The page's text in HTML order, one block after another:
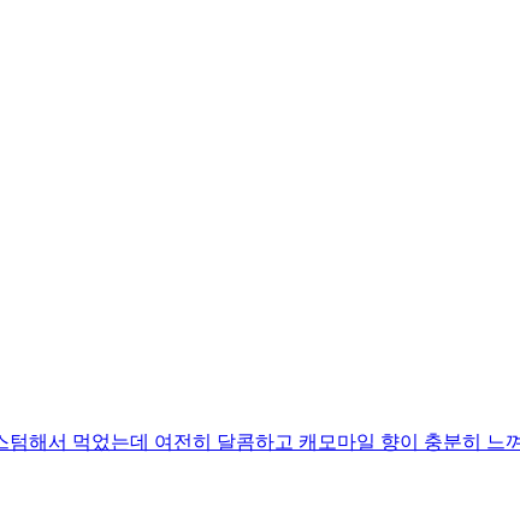
해서 먹었는데 여전히 달콤하고 캐모마일 향이 충분히